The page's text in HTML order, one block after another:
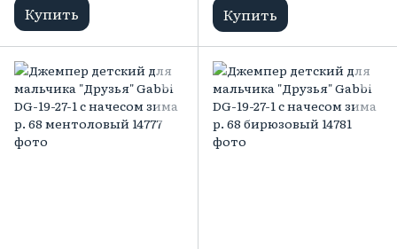
Купить Купить